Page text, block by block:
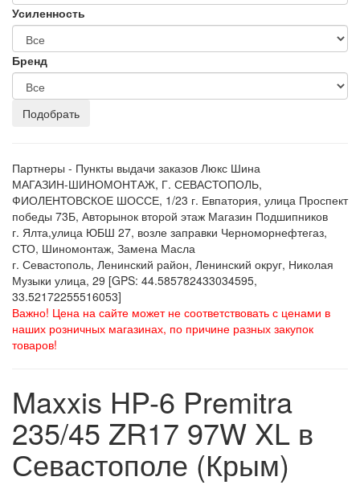
Усиленность
Бренд
Партнеры - Пункты выдачи заказов Люкс Шина
МАГАЗИН-ШИНОМОНТАЖ, Г. СЕВАСТОПОЛЬ,
ФИОЛЕНТОВСКОЕ ШОССЕ, 1/23 г. Евпатория, улица Проспект
победы 73Б, Авторынок второй этаж Магазин Подшипников
г. Ялта,улица ЮБШ 27, возле заправки Черноморнефтегаз,
СТО, Шиномонтаж, Замена Масла
г. Севастополь, Ленинский район, Ленинский округ, Николая
Музыки улица, 29 [GPS: 44.585782433034595,
33.52172255516053]
Важно! Цена на сайте может не соответствовать с ценами в
наших розничных магазинах, по причине разных закупок
товаров!
Maxxis HP-6 Premitra
235/45 ZR17 97W XL в
Севастополе (Крым)